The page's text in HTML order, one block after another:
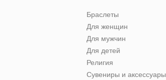
Браслеты
Для женщин
Для мужчин
Для детей
Религия
Сувениры и аксессуары